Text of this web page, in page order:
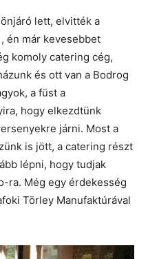
lett, elvitték a
én már kevesebbet
komoly catering cég,
és ott van a Bodrog
a füst a
hogy elkezdtünk
járni. Most a
is jött, a catering részt
lépni, hogy tudjak
ra. Még egy érdekesség
Törley Manufaktúrával